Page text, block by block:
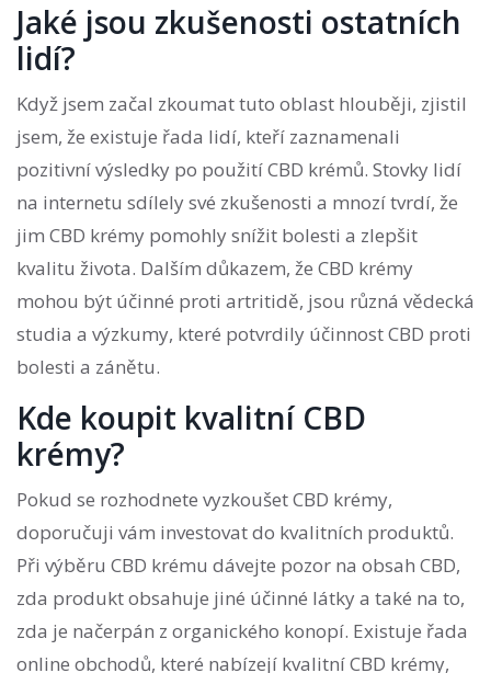
Jaké jsou zkušenosti ostatních
lidí?
Když jsem začal zkoumat tuto oblast hlouběji, zjistil
jsem, že existuje řada lidí, kteří zaznamenali
pozitivní výsledky po použití CBD krémů. Stovky lidí
na internetu sdílely své zkušenosti a mnozí tvrdí, že
jim CBD krémy pomohly snížit bolesti a zlepšit
kvalitu života. Dalším důkazem, že CBD krémy
mohou být účinné proti artritidě, jsou různá vědecká
studia a výzkumy, které potvrdily účinnost CBD proti
bolesti a zánětu.
Kde koupit kvalitní CBD
krémy?
Pokud se rozhodnete vyzkoušet CBD krémy,
doporučuji vám investovat do kvalitních produktů.
Při výběru CBD krému dávejte pozor na obsah CBD,
zda produkt obsahuje jiné účinné látky a také na to,
zda je načerpán z organického konopí. Existuje řada
online obchodů, které nabízejí kvalitní CBD krémy,